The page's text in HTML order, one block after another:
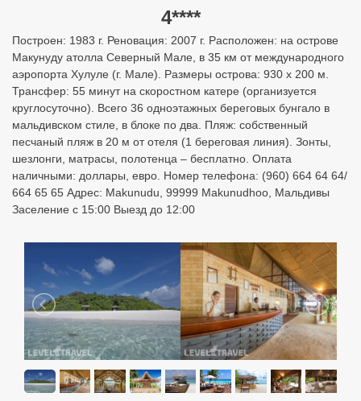
4****
Построен: 1983 г. Реновация: 2007 г. Расположен: на острове
Макунуду атолла Северный Мале, в 35 км от международного
аэропорта Хулуле (г. Мале). Размеры острова: 930 x 200 м.
Трансфер: 55 минут на скоростном катере (организуется
круглосуточно). Всего 36 одноэтажных береговых бунгало в
мальдивском стиле, в блоке по два. Пляж: собственный
песчаный пляж в 20 м от отеля (1 береговая линия). Зонты,
шезлонги, матрасы, полотенца – бесплатно. Оплата
наличными: доллары, евро. Номер телефона: (960) 664 64 64/
664 65 65 Адрес: Makunudu, 99999 Makunudhoo, Мальдивы
Заселение с 15:00 Выезд до 12:00